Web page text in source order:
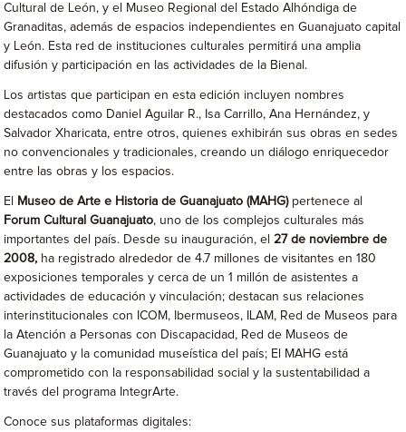
Cultural de León, y el Museo Regional del Estado Alhóndiga de
Granaditas, además de espacios independientes en Guanajuato capital
y León. Esta red de instituciones culturales permitirá una amplia
difusión y participación en las actividades de la Bienal.
Los artistas que participan en esta edición incluyen nombres
destacados como Daniel Aguilar R., Isa Carrillo, Ana Hernández, y
Salvador Xharicata, entre otros, quienes exhibirán sus obras en sedes
no convencionales y tradicionales, creando un diálogo enriquecedor
entre las obras y los espacios.
El Museo de Arte e Historia de Guanajuato (MAHG)pertenece al
Forum Cultural Guanajuato, uno de los complejos culturales más
importantes del país. Desde su inauguración, el27 de noviembre de
2008, ha registrado alrededor de 4.7 millones de visitantes en 180
exposiciones temporales y cerca de un 1 millón de asistentes a
actividades de educación y vinculación; destacan sus relaciones
interinstitucionales con ICOM, Ibermuseos, ILAM, Red de Museos para
la Atención a Personas con Discapacidad, Red de Museos de
Guanajuato y la comunidad museística del país; El MAHG está
comprometido con la responsabilidad social y la sustentabilidad a
través del programa IntegrArte.
Conoce sus plataformas digitales: